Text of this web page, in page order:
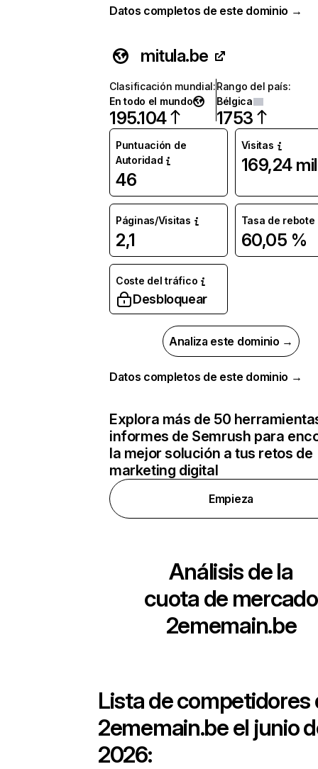
Datos completos de este dominio →
mitula.be
Clasificación mundial:
En todo el mundo
195.104
Rango del país:
Bélgica
1753
Puntuación de
Autoridad
46
Visitas
169,24 mil
Páginas/Visitas
2,1
Tasa de rebote
60,05 %
Coste del tráfico
Desbloquear
Analiza este dominio →
Datos completos de este dominio →
Explora más de 50
informes de Semrush para
la mejor solución a tus retos de
marketing digital
Empieza
Análisis de la
cuota de mercado
2ememain.be
Lista de competidores
2ememain.beel junio
2026: